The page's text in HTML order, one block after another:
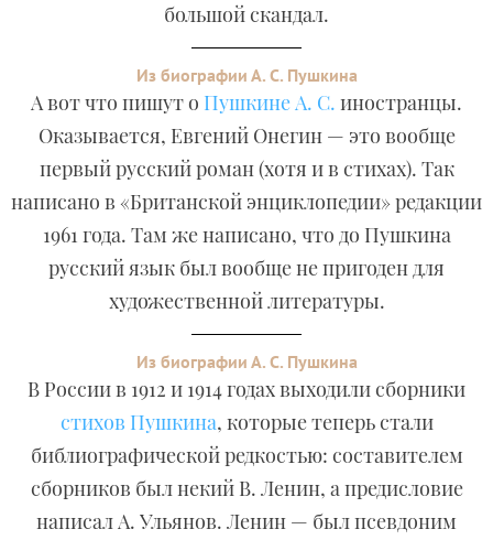
большой скандал.
Из биографии А. С. Пушкина
А вот что пишут о Пушкине А. С. иностранцы.
Оказывается, Евгений Онегин — это вообще
первый русский роман (хотя и в стихах). Так
написано в «Британской энциклопедии» редакции
1961 года. Там же написано, что до Пушкина
русский язык был вообще не пригоден для
художественной литературы.
Из биографии А. С. Пушкина
В России в 1912 и 1914 годах выходили сборники
стихов Пушкина, которые теперь стали
библиографической редкостью: составителем
сборников был некий В. Ленин, а предисловие
написал А. Ульянов. Ленин — был псевдоним